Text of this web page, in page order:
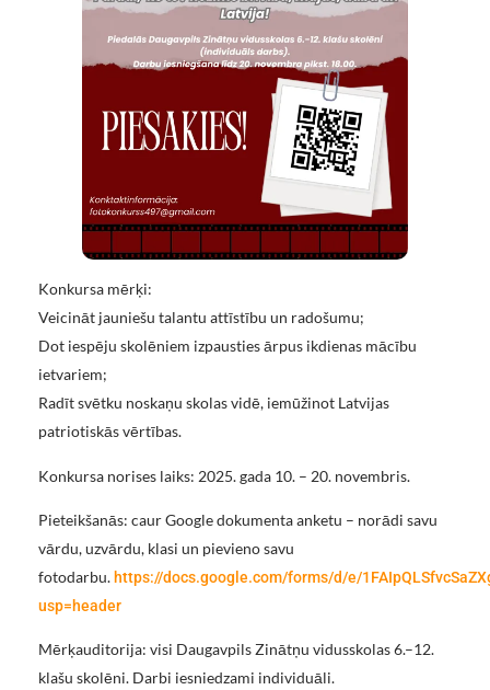
Konkursa mērķi:
Veicināt jauniešu talantu attīstību un radošumu;
Dot iespēju skolēniem izpausties ārpus ikdienas mācību
ietvariem;
Radīt svētku noskaņu skolas vidē, iemūžinot Latvijas
patriotiskās vērtības.
Konkursa norises laiks: 2025. gada 10. – 20. novembris.
Pieteikšanās: caur Google dokumenta anketu – norādi savu
vārdu, uzvārdu, klasi un pievieno savu
fotodarbu. https://docs.google.com/forms/d/e/
usp=header
Mērķauditorija: visi Daugavpils Zinātņu vidusskolas 6.–12.
klašu skolēni. Darbi iesniedzami individuāli.